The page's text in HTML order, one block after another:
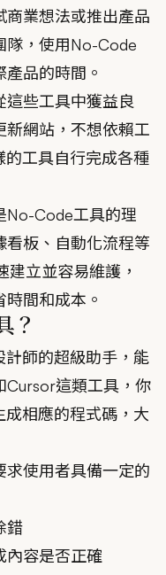
商業想法或推出產品
隊，使用No-Code
品的時間。
這些工具中獲益良
新網站，不想依賴工
工具自行完成各種
No-Code工具的理
板、自動化流程等
立並容易維護，
間和成本。
？
師的超級助手，能
Cursor這類工具，你
相應的程式碼，大
使用者具備一定的
錯
內容是否正確